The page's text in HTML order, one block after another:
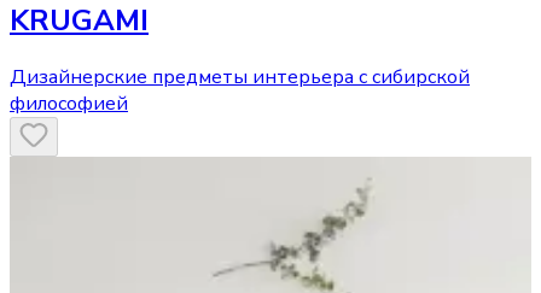
KRUGAMI
Дизайнерские предметы интерьера с сибирской
философией